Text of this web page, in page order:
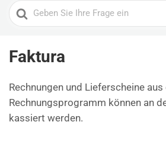
Search
For
Faktura
Rechnungen und Lieferscheine aus
Rechnungsprogramm können an
kassiert werden.